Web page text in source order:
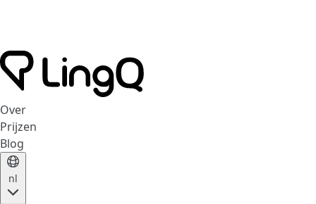
Over
Prijzen
Blog
nl